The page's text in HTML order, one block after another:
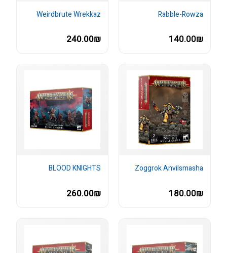
Rabble-Rowza
140.00₪
Weirdbrute Wrekkaz
240.00₪
Zoggrok Anvilsmasha
180.00₪
BLOOD KNIGHTS
260.00₪